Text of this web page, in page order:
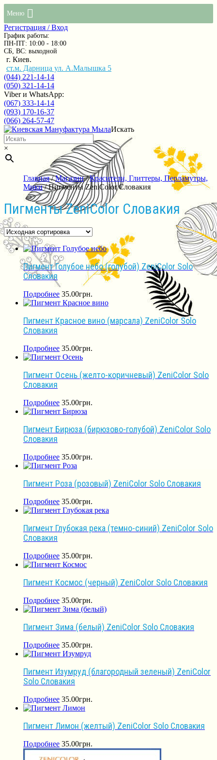
Меню
Регистрация / Вход
График работы:
ПН-ПТ: 10:00 - 18:00
СБ, ВС: выходной
г. Киев.
ст.м. Дарница ул. А.Малышка 5
(044) 221-14-14
(050) 321-14-14
Viber и WhatsApp:
(067) 333-14-14
(093) 170-16-37
(066) 264-57-47
Искать
×
Главная/Магазин/Красители, Глиттеры, Перламутры,
Мики/ Пигменты ZeniColor Словакия
Пигменты ZeniColor Словакия
Пигмент Голубое небо (голубой) ZeniColor Solo
Словакия
Подробнее 35.00грн.
Пигмент Красное вино (марсала) ZeniColor Solo
Словакия
Подробнее 35.00грн.
Пигмент Осень (желто-коричневый) ZeniColor Solo
Словакия
Подробнее 35.00грн.
Пигмент Бирюза (бирюзово-голубой) ZeniColor Solo
Словакия
Подробнее 35.00грн.
Пигмент Роза (розовый) ZeniColor Solo Словакия
Подробнее 35.00грн.
Пигмент Глубокая река (темно-синий) ZeniColor Solo
Словакия
Подробнее 35.00грн.
Пигмент Космос (черный) ZeniColor Solo Словакия
Подробнее 35.00грн.
Пигмент Зима (белый) ZeniColor Solo Словакия
Подробнее 35.00грн.
Пигмент Изумруд (благородный зеленый) ZeniColor
Solo Словакия
Подробнее 35.00грн.
Пигмент Лимон (желтый) ZeniColor Solo Словакия
Подробнее 35.00грн.